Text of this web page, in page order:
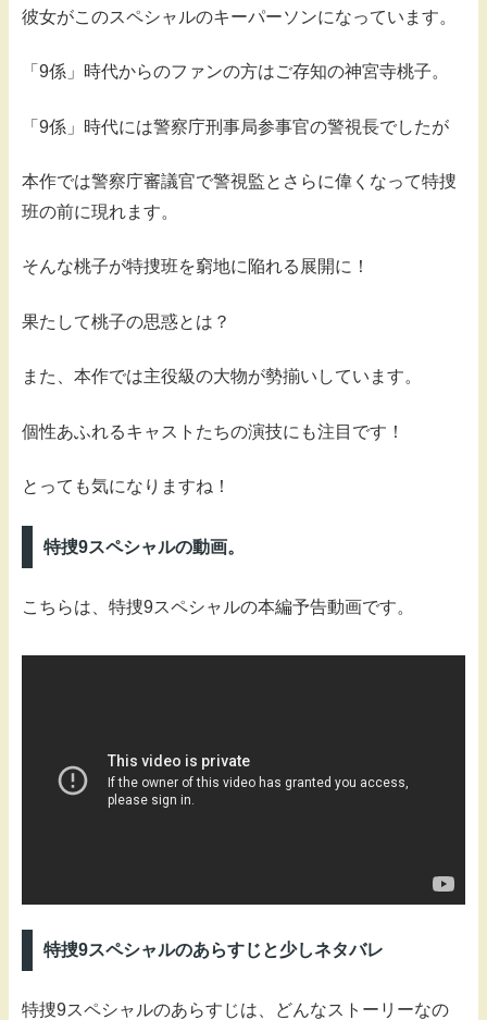
彼女がこのスペシャルのキーパーソンになっています。
「9係」時代からのファンの方はご存知の神宮寺桃子。
「9係」時代には警察庁刑事局参事官の警視長でしたが
本作では警察庁審議官で警視監とさらに偉くなって特捜
班の前に現れます。
そんな桃子が特捜班を窮地に陥れる展開に！
果たして桃子の思惑とは？
また、本作では主役級の大物が勢揃いしています。
個性あふれるキャストたちの演技にも注目です！
とっても気になりますね！
特捜9スペシャルの動画。
こちらは、特捜9スペシャルの本編予告動画です。
特捜9スペシャルのあらすじと少しネタバレ
特捜9スペシャルのあらすじは、どんなストーリーなの